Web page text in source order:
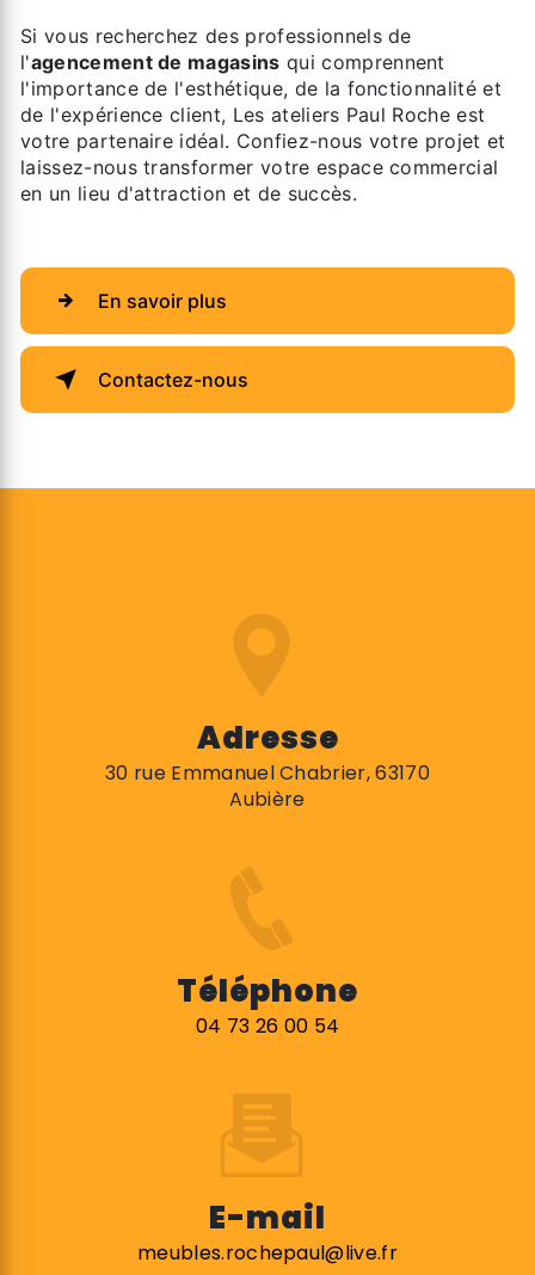
Si vous recherchez des professionnels de
l'agencement de magasins qui comprennent
l'importance de l'esthétique, de la fonctionnalité et
de l'expérience client, Les ateliers Paul Roche est
votre partenaire idéal. Confiez-nous votre projet et
laissez-nous transformer votre espace commercial
en un lieu d'attraction et de succès.
En savoir plus
Contactez-nous
Adresse
30 rue Emmanuel Chabrier, 63170
Aubière
Téléphone
04 73 26 00 54
E-mail
meubles.rochepaul@live.fr